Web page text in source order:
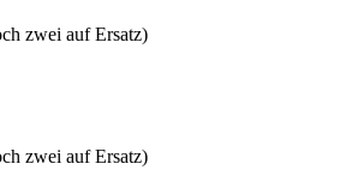
zwei auf Ersatz)
zwei auf Ersatz)